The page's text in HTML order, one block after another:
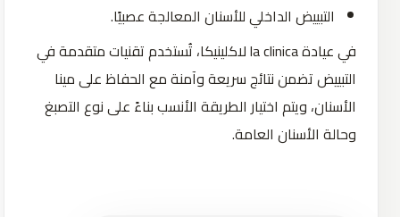
التبييض الداخلي للأسنان المعالجة عصبيًا.
في عيادة la clinica لاكلينيكا، تُستخدم تقنيات متقدمة في
التبييض تضمن نتائج سريعة وآمنة مع الحفاظ على مينا
الأسنان، ويتم اختيار الطريقة الأنسب بناءً على نوع التصبغ
وحالة الأسنان العامة.